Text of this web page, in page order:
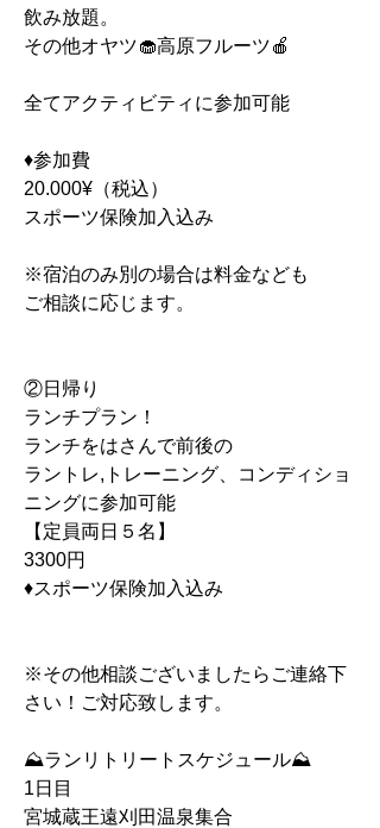
飲み放題。
その他オヤツ🧁高原フルーツ🍎
全てアクティビティに参加可能
♦︎参加費
20.000¥（税込）
スポーツ保険加入込み
※宿泊のみ別の場合は料金なども
ご相談に応じます。
②日帰り
ランチプラン！
ランチをはさんで前後の
ラントレ,トレーニング、コンディショ
ニングに参加可能
【定員両日５名】
3300円
♦︎スポーツ保険加入込み
※その他相談ございましたらご連絡下
さい！ご対応致します。
⛰ランリトリートスケジュール⛰
1日目
宮城蔵王遠刈田温泉集合